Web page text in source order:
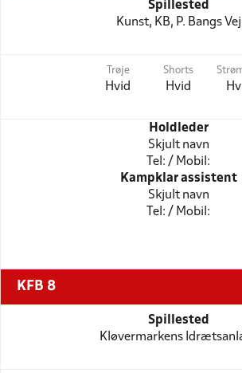
Spillested
Kunst, KB, P. Bangs Vej
Trøje
Hvid
Shorts
Hvid
Holdleder
Skjult navn
Tel: / Mobil:
Kampklar assistent
Skjult navn
Tel: / Mobil:
KFB 8
Spillested
Kløvermarkens